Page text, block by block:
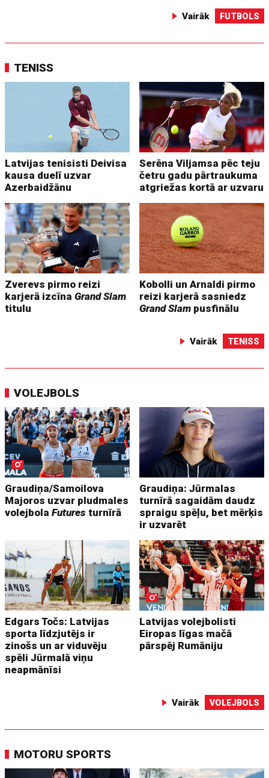
Vairāk FUTBOLS
TENISS
Latvijas tenisisti Deivisa
kausa duelī uzvar
Azerbaidžānu
Serēna Viljamsa pēc teju
četru gadu pārtraukuma
atgriežas kortā ar uzvaru
Zverevs pirmo reizi
karjerā izcīnaGrand Slam
titulu
Kobolli un Arnaldi pirmo
reizi karjerā sasniedz
Grand Slam pusfinālu
Vairāk TENISS
VOLEJBOLS
Graudiņa/Samoilova
Majoros uzvar pludmales
volejbolaFutures turnīrā
Graudiņa: Jūrmalas
turnīrā sagaidām daudz
spraigu spēļu, bet mērķis
ir uzvarēt
Edgars Točs: Latvijas
sporta līdzjutējs ir
zinošs un ar viduvēju
spēli Jūrmalā viņu
neapmānīsi
Latvijas volejbolisti
Eiropas līgas mačā
pārspēj Rumāniju
Vairāk VOLEJBOLS
MOTORU SPORTS